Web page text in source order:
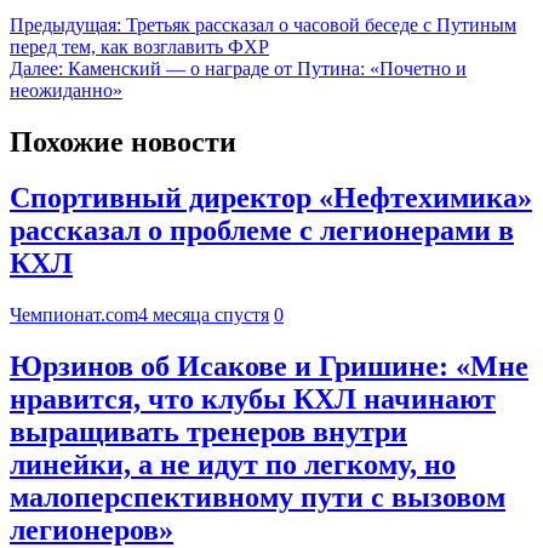
Предыдущая: Третьяк рассказал о часовой беседе с Путиным
перед тем, как возглавить ФХР
Далее: Каменский — о награде от Путина: «Почетно и
неожиданно»
Похожие новости
Спортивный директор «Нефтехимика»
рассказал о проблеме с легионерами в
КХЛ
Чемпионат.com4 месяца спустя 0
Юрзинов об Исакове и Гришине: «Мне
нравится, что клубы КХЛ начинают
выращивать тренеров внутри
линейки, а не идут по легкому, но
малоперспективному пути с вызовом
легионеров»